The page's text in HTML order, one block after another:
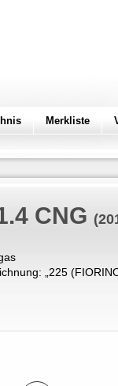
Merkliste
CNG
„ 225